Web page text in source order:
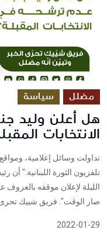
مضلل سياسة
هل أعلن وليد
الانتخابات
تلفزيون الثورة اللبنانية:"
الليلة لإعلان موقفه بالعزوف
صار الوقت". فريق شييك تحرى
2022-01-29